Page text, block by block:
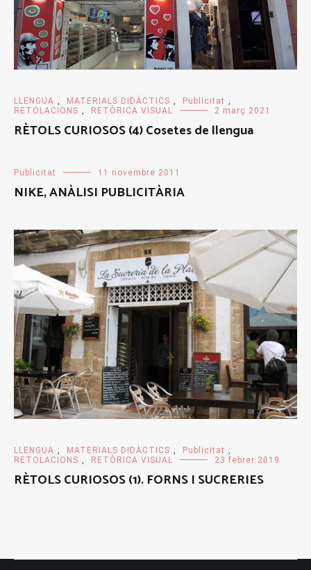
LLENGUA , MATERIALS DIDÀCTICS , Publicitat ,
RETOLACIONS , RETÒRICA VISUAL 2 març 2021
RÈTOLS CURIOSOS (4) Cosetes de llengua
Publicitat 11 novembre 2011
NIKE, ANÀLISI PUBLICITÀRIA
LLENGUA , MATERIALS DIDÀCTICS , Publicitat ,
RETOLACIONS , RETÒRICA VISUAL 23 febrer 2019
RÈTOLS CURIOSOS (1). FORNS I SUCRERIES